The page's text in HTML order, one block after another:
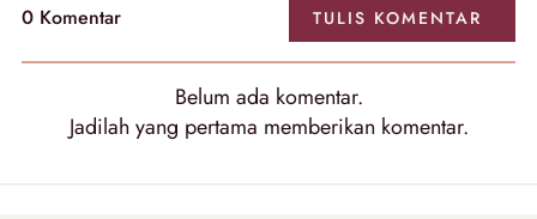
0 Komentar TULIS KOMENTAR
Belum ada komentar.
Jadilah yang pertama memberikan komentar.